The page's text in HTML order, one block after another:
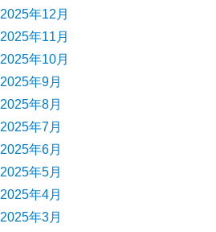
2025年12月
2025年11月
2025年10月
2025年9月
2025年8月
2025年7月
2025年6月
2025年5月
2025年4月
2025年3月